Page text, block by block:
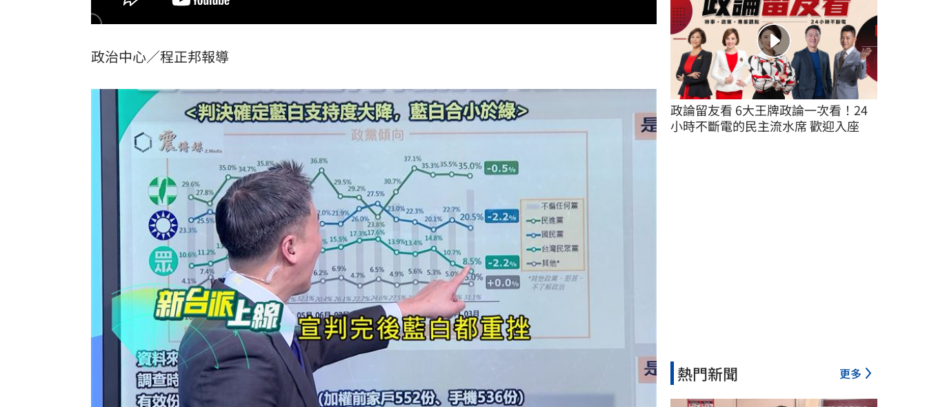
LIVE三立+24小時直播 15:27
三立iNEWS新聞台線上直播
理想混蛋號召粉絲跨海追星吃美食！
政治中心／程正邦報導
政論留友看 6大王牌政論一次看！24
小時不斷電的民主流水席 歡迎入座
熱門新聞 更多